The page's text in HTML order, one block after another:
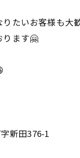
たいお客様も大
ります🤗
新田376-1